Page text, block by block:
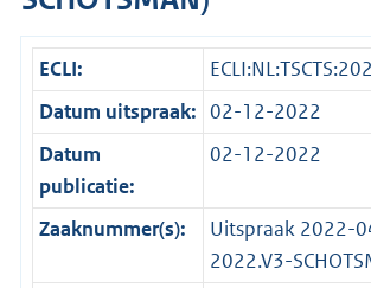
ECLI:
Datum uitspraak: 02-12-2022
Datum
publicatie:
02-12-2022
Zaaknummer(s):
Uitspraak 2022-
2022.V3-